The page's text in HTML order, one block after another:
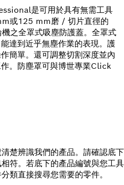
是可用於具有無需工具
或125 mm磨 / 切片直徑的
之全罩式吸塵防護蓋。全罩式
達到近乎無塵作業的表現。護
簡單。還可調整切割深度並內
。防塵罩可與博世專業Click
楚辨識我們的產品。請確認底下
符。若底下的產品編號與您工具
類直接搜尋您需要的零件。